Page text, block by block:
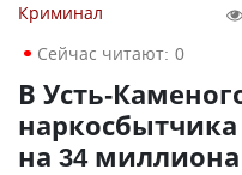
Криминал
Сейчас читают: 0
В Усть-
на 34 миллиона